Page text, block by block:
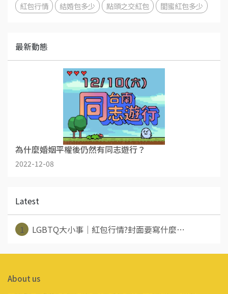
紅包行情
結婚包多少 點頭之交紅包 閨蜜紅包多少
最新動態
為什麼婚姻平權後仍然有同志遊行？
2022-12-08
Latest
1 LGBTQ大小事｜紅包行情?封面要寫什麼⋯
About us